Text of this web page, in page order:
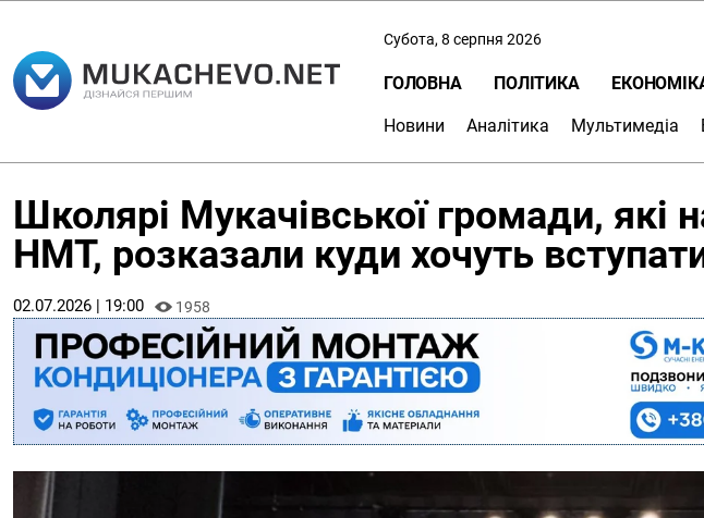
Субота, 8 серпня 2026
ГОЛОВНА ПОЛІТИКА
Новини Аналітика Мультимедіа
Школярі Мукачівської громади, які
НМТ, розказали куди хочуть
02.07.2026 | 19:00 1958